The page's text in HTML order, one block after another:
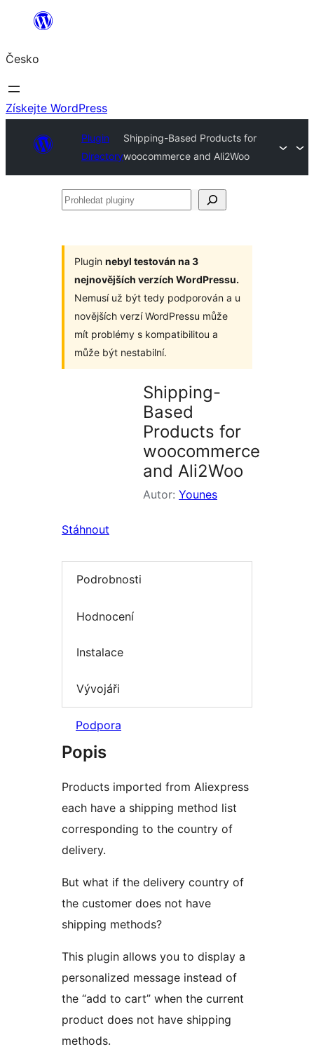
Přeskočit
obsah
Česko
Získejte WordPress
Plugin
Directory
Shipping-Based Products for
woocommerce and Ali2Woo
Prohledat
Plugin nebyl testován na 3
nejnovějších verzích WordPressu.
Nemusí už být tedy podporován a u
novějších verzí WordPressu může
mít problémy s kompatibilitou a
může být nestabilní.
Shipping-
Based
Products for
woocommerce
and Ali2Woo
Autor: Younes
Stáhnout
Podrobnosti
Hodnocení
Instalace
Vývojáři
Podpora
Popis
Products imported from Aliexpress
each have a shipping method list
corresponding to the country of
delivery.
But what if the delivery country of
the customer does not have
shipping methods?
This plugin allows you to display a
personalized message instead of
the “add to cart” when the current
product does not have shipping
methods.